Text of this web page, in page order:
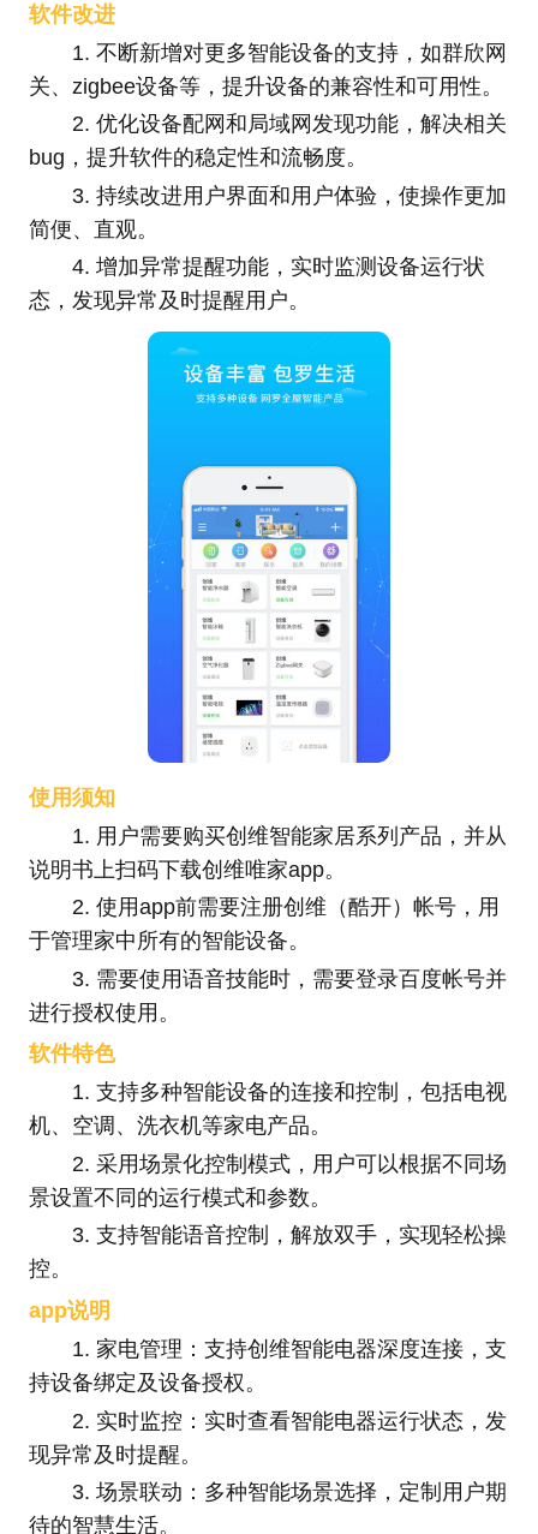
软件改进
1. 不断新增对更多智能设备的支持，如群欣网
关、zigbee设备等，提升设备的兼容性和可用性。
2. 优化设备配网和局域网发现功能，解决相关
bug，提升软件的稳定性和流畅度。
3. 持续改进用户界面和用户体验，使操作更加
简便、直观。
4. 增加异常提醒功能，实时监测设备运行状
态，发现异常及时提醒用户。
使用须知
1. 用户需要购买创维智能家居系列产品，并从
说明书上扫码下载创维唯家app。
2. 使用app前需要注册创维（酷开）帐号，用
于管理家中所有的智能设备。
3. 需要使用语音技能时，需要登录百度帐号并
进行授权使用。
软件特色
1. 支持多种智能设备的连接和控制，包括电视
机、空调、洗衣机等家电产品。
2. 采用场景化控制模式，用户可以根据不同场
景设置不同的运行模式和参数。
3. 支持智能语音控制，解放双手，实现轻松操
控。
app说明
1. 家电管理：支持创维智能电器深度连接，支
持设备绑定及设备授权。
2. 实时监控：实时查看智能电器运行状态，发
现异常及时提醒。
3. 场景联动：多种智能场景选择，定制用户期
待的智慧生活。